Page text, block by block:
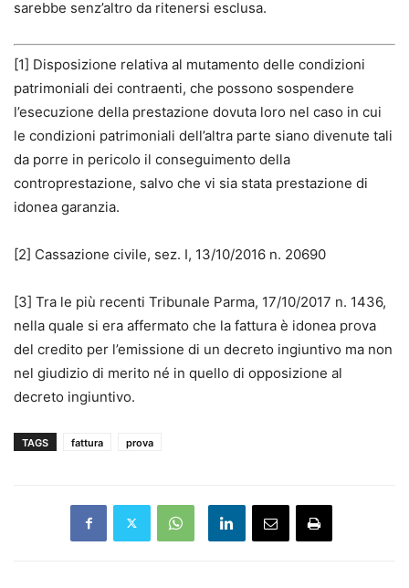
sarebbe senz’altro da ritenersi esclusa.
[1] Disposizione relativa al mutamento delle condizioni
patrimoniali dei contraenti, che possono sospendere
l’esecuzione della prestazione dovuta loro nel caso in cui
le condizioni patrimoniali dell’altra parte siano divenute tali
da porre in pericolo il conseguimento della
controprestazione, salvo che vi sia stata prestazione di
idonea garanzia.
[2] Cassazione civile, sez. I, 13/10/2016 n. 20690
[3] Tra le più recenti Tribunale Parma, 17/10/2017 n. 1436,
nella quale si era affermato che la fattura è idonea prova
del credito per l’emissione di un decreto ingiuntivo ma non
nel giudizio di merito né in quello di opposizione al
decreto ingiuntivo.
TAGS fattura prova